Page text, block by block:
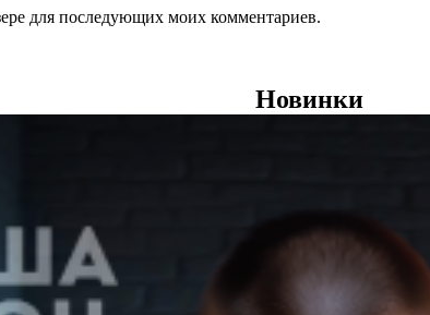
для последующих моих комментариев.
Новинки